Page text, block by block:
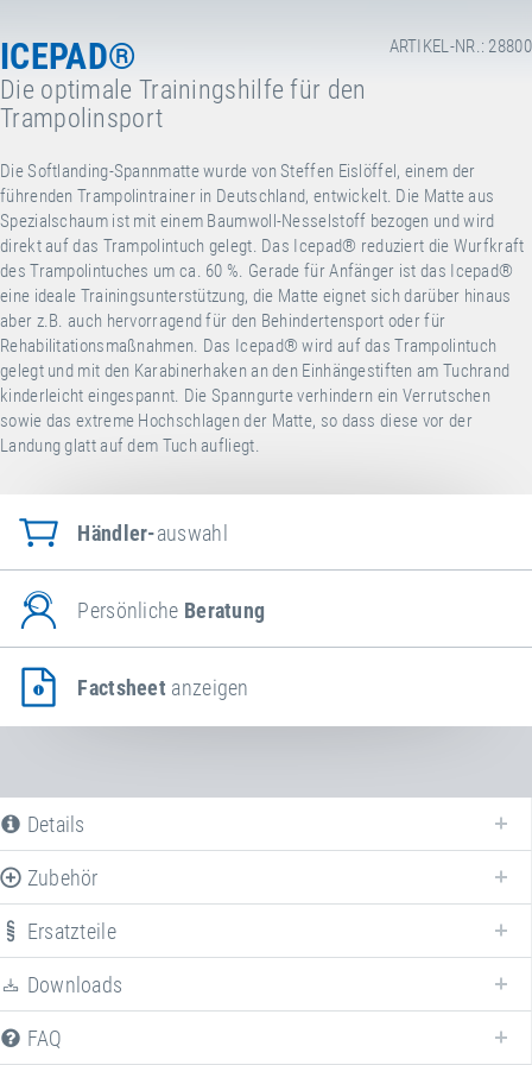
ARTIKEL-NR.: 28800
ICEPAD®
Die optimale Trainingshilfe für den
Trampolinsport
Die Softlanding-Spannmatte wurde von Steffen Eislöffel, einem der
führenden Trampolintrainer in Deutschland, entwickelt. Die Matte aus
Spezialschaum ist mit einem Baumwoll-Nesselstoff bezogen und wird
direkt auf das Trampolintuch gelegt. Das Icepad® reduziert die Wurfkraft
des Trampolintuches um ca. 60 %. Gerade für Anfänger ist das Icepad®
eine ideale Trainingsunterstützung, die Matte eignet sich darüber hinaus
aber z.B. auch hervorragend für den Behindertensport oder für
Rehabilitationsmaßnahmen. Das Icepad® wird auf das Trampolintuch
gelegt und mit den Karabinerhaken an den Einhängestiften am Tuchrand
kinderleicht eingespannt. Die Spanngurte verhindern ein Verrutschen
sowie das extreme Hochschlagen der Matte, so dass diese vor der
Landung glatt auf dem Tuch aufliegt.
Händler-auswahl
Persönliche Beratung
Factsheet anzeigen
Details
Nachfolgend finden Sie eine Liste aller verfügbaren Produktvarianten vom
Icepad®. Für weitere Informationen klicken Sie auf den entsprechenden
Eintrag. Mit den Filtern können die angezeigten Varianten gezielt
eingeschränkt werden.
Zubehör
Ersatzteile
Downloads
FAQ